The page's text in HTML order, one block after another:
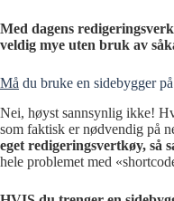
Med dagens
veldig mye uten bruk av
Må du bruke en sidebygger
Nei, høyst sannsynlig ikke!
som faktisk er nødvendig på
eget redigeringsvertkøy, så
hele problemet med